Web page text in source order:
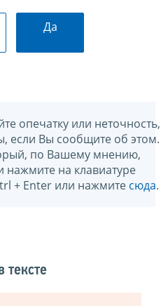
Да
опечатку или неточность,
если Вы сообщите об этом.
по Вашему мнению,
нажмите на клавиатуре
+ Enter или нажмите сюда.